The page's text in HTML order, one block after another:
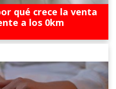
qué crece la venta
a los 0km